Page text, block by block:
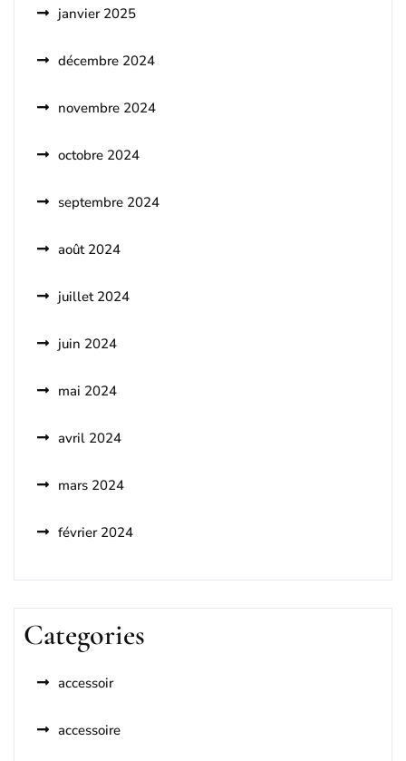
janvier 2025
décembre 2024
novembre 2024
octobre 2024
septembre 2024
août 2024
juillet 2024
juin 2024
mai 2024
avril 2024
mars 2024
février 2024
Categories
accessoir
accessoire